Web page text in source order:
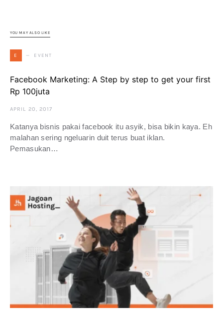
YOU MAY ALSO LIKE
E EVENT
Facebook Marketing: A Step by step to get your first
Rp 100juta
APRIL 20, 2017
Katanya bisnis pakai facebook itu asyik, bisa bikin kaya. Eh
malahan sering ngeluarin duit terus buat iklan.
Pemasukan…